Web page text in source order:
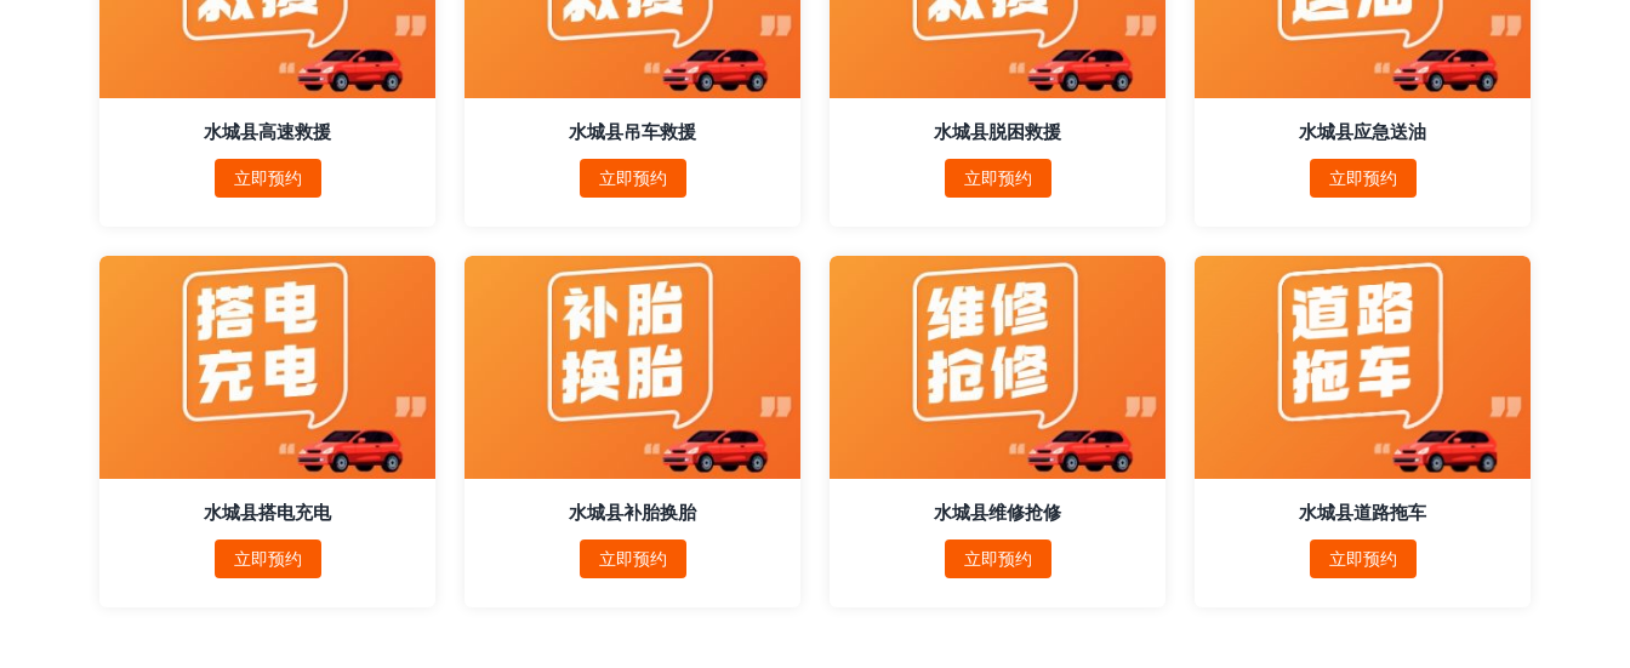
水城县高速救援
立即预约
水城县吊车救援
立即预约
水城县脱困救援
立即预约
水城县应急送油
立即预约
水城县搭电充电
立即预约
水城县补胎换胎
立即预约
水城县维修抢修
立即预约
水城县道路拖车
立即预约